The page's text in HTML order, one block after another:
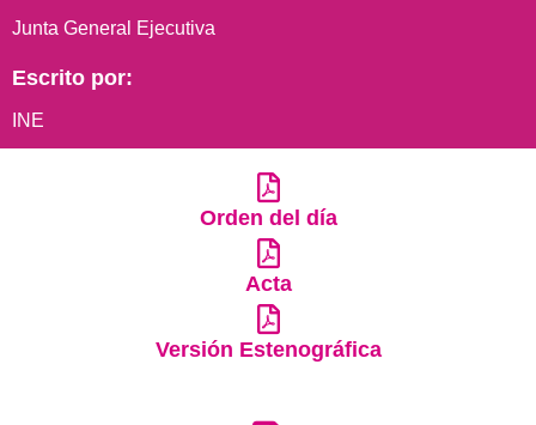
Junta General Ejecutiva
Escrito por:
INE
Orden del día
Acta
Versión Estenográfica